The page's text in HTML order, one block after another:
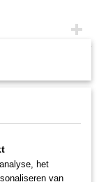
het
van